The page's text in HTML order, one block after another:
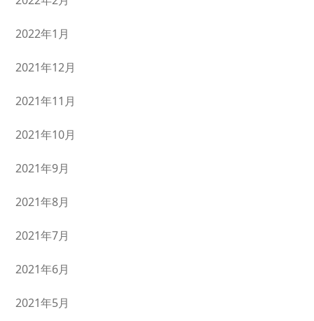
2022年1月
2021年12月
2021年11月
2021年10月
2021年9月
2021年8月
2021年7月
2021年6月
2021年5月